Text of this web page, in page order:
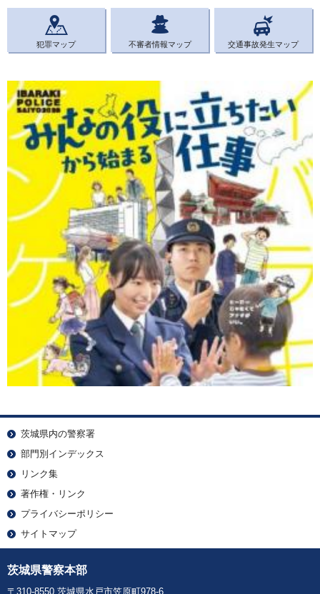
犯罪マップ 不審者情報マップ 交通事故発生マップ
茨城県内の警察署
部門別インデックス
リンク集
著作権・リンク
プライバシーポリシー
サイトマップ
茨城県警察本部
〒310-8550 茨城県水戸市笠原町978-6